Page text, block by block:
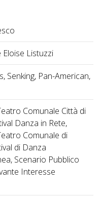
Eloise Listuzzi
Senking, Pan-American,
Comunale Città di
Danza in Rete,
Comunale di
di Danza
Scenario Pubblico
Interesse